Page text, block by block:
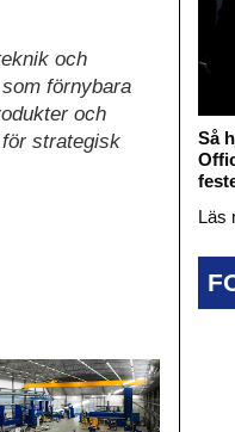
och
förnybara
och
strategisk
Så
Läs